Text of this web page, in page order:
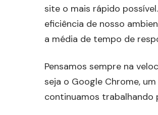
site o mais rápido
eficiência de nosso
a média de tempo de
Pensamos sempre na
seja o Google Chrome,
continuamos trabalhando